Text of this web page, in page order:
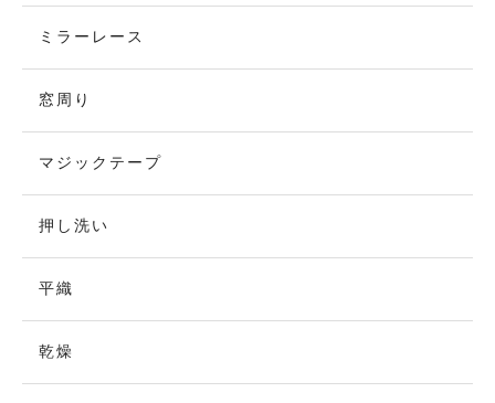
ミラーレース
窓周り
マジックテープ
押し洗い
平織
乾燥